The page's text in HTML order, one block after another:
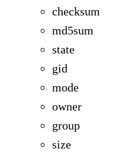
checksum
md5sum
state
gid
mode
owner
group
size